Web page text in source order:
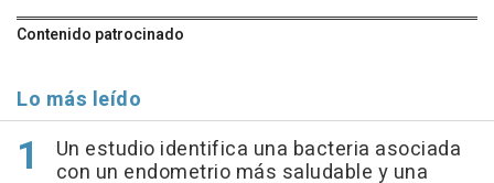
Contenido patrocinado
Lo más leído
Un estudio identifica una bacteria asociada
con un endometrio más saludable y una